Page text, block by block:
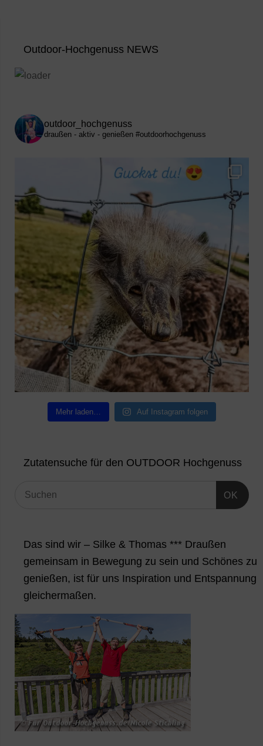
Outdoor-Hochgenuss NEWS
outdoor_hochgenuss
draußen - aktiv - genießen #outdoorhochgenuss
Mehr laden… Auf Instagram folgen
Zutatensuche für den OUTDOOR Hochgenuss
OK
Das sind wir – Silke & Thomas *** Draußen
gemeinsam in Bewegung zu sein und Schönes zu
genießen, ist für uns Inspiration und Entspannung
gleichermaßen.